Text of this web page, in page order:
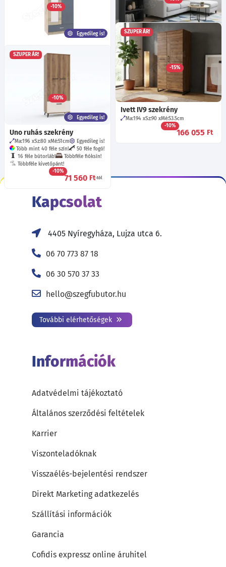
-10%
58 690
86 945Ft
Goob 03 polcos szekrény -
Kézműves tölgy/grafit
Ma:197 Mé:38cm
-15%
70 640
Egyedileg is!
Nina gardrób 160-nak 1.
eleme: 80-as akasztós
Több mint 40 féle szín!
-10%
66 610
SZUPER ÁR!
Ivett IV9 szekrény
Ma:194 Sz:90 Mé:53.5cm
-10%
166 055 Ft
SZUPER ÁR!
Egyedileg is!
Uno ruhás szekrény
Ma:196 Sz:80 Mé:51cm
Egyedileg is!
Több mint 40 féle szín!
50 féle fogó!
16 féle bútorláb!
Többféle fióksín!
Többféle kivetőpánt!
-10%
71 560 Ft-tól
Kapcsolat
4405 Nyíregyháza, Lujza utca 6.
06 70 773 87 18
06 30 570 37 33
hello@szegfubutor.hu
További elérhetőségek
Információk
Adatvédelmi tájékoztató
Általános szerződési feltételek
Karrier
Viszonteladóknak
Visszaélés-bejelentési rendszer
Direkt Marketing adatkezelés
Szállítási információk
Garancia
Cofidis expressz online áruhitel